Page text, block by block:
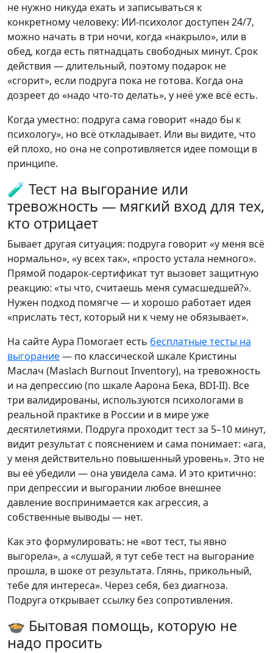
не нужно никуда ехать и записываться к
конкретному человеку: ИИ-психолог доступен 24/7,
можно начать в три ночи, когда «накрыло», или в
обед, когда есть пятнадцать свободных минут. Срок
действия — длительный, поэтому подарок не
«сгорит», если подруга пока не готова. Когда она
дозреет до «надо что-то делать», у неё уже всё есть.
Когда уместно: подруга сама говорит «надо бы к
психологу», но всё откладывает. Или вы видите, что
ей плохо, но она не сопротивляется идее помощи в
принципе.
🧪 Тест на выгорание или
тревожность — мягкий вход для тех,
кто отрицает
Бывает другая ситуация: подруга говорит «у меня всё
нормально», «у всех так», «просто устала немного».
Прямой подарок-сертификат тут вызовет защитную
реакцию: «ты что, считаешь меня сумасшедшей?».
Нужен подход помягче — и хорошо работает идея
«прислать тест, который ни к чему не обязывает».
На сайте Аура Помогает есть бесплатные тесты на
выгорание— по классической шкале Кристины
Маслач (Maslach Burnout Inventory), на тревожность
и на депрессию (по шкале Аарона Бека, BDI-II). Все
три валидированы, используются психологами в
реальной практике в России и в мире уже
десятилетиями. Подруга проходит тест за 5–10 минут,
видит результат с пояснением и сама понимает: «ага,
у меня действительно повышенный уровень». Это не
вы её убедили — она увидела сама. И это критично:
при депрессии и выгорании любое внешнее
давление воспринимается как агрессия, а
собственные выводы — нет.
Как это формулировать: не «вот тест, ты явно
выгорела», а «слушай, я тут себе тест на выгорание
прошла, в шоке от результата. Глянь, прикольный,
тебе для интереса». Через себя, без диагноза.
Подруга открывает ссылку без сопротивления.
🍲 Бытовая помощь, которую не
надо просить